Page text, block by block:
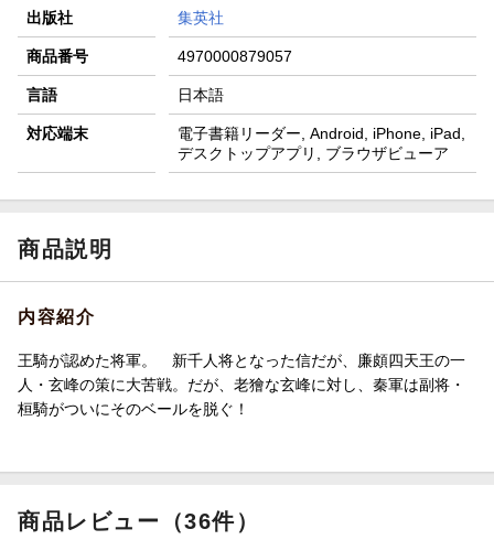
出版社 集英社
商品番号 4970000879057
言語 日本語
対応端末
電子書籍リーダー, Android, iPhone, iPad,
デスクトップアプリ, ブラウザビューア
商品説明
内容紹介
王騎が認めた将軍。 新千人将となった信だが、廉頗四天王の一
人・玄峰の策に大苦戦。だが、老獪な玄峰に対し、秦軍は副将・
桓騎がついにそのベールを脱ぐ！
商品レビュー（36件）